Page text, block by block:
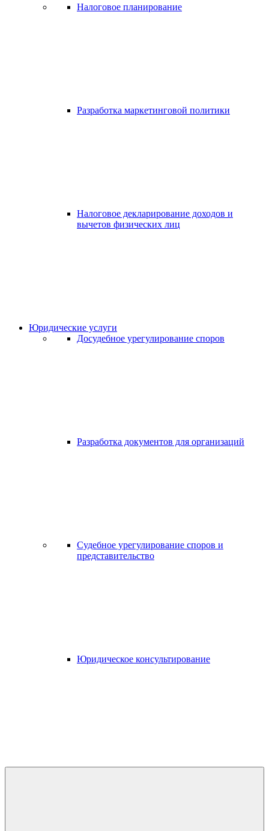
Налоговое планирование
Разработка маркетинговой политики
Налоговое декларирование доходов и
вычетов физических лиц
Юридические услуги
Досудебное урегулирование споров
Разработка документов для организаций
Судебное урегулирование споров и
представительство
Юридическое консультирование